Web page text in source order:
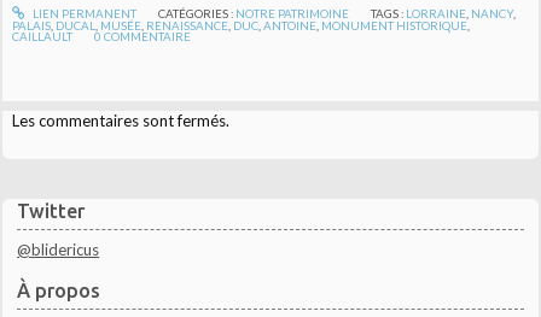
Twitter
@blidericus
À propos
LIEN PERMANENT CATÉGORIES : NOTRE PATRIMOINE TAGS : LORRAINE NANCY,
PALAIS DUCAL MUSÉE RENAISSANCE DUC ,ANTOINE MONUMENT HISTORIQUE
CAILLAULT 0 COMMENTAIRE
Les commentaires sont fermés.